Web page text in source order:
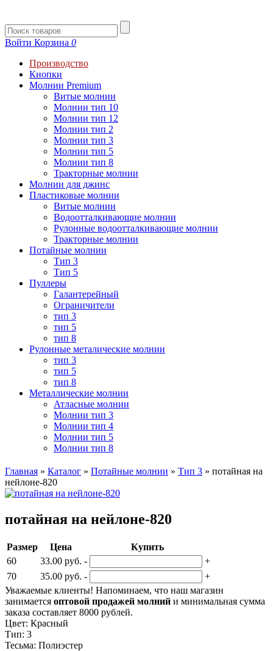
Войти Корзина 0
Производство
Кнопки
Молнии Premium
Витые молнии
Молнии тип 10
Молнии тип 12
Молнии тип 2
Молнии тип 3
Молнии тип 5
Молнии тип 8
Тракторные молнии
Молнии для джинс
Пластиковые молнии
Витые молнии
Водоотталкивающие молнии
Рулонные водоотталкивающие молнии
Тракторные молнии
Потайные молнии
Тип 3
Тип 5
Пуллеры
Галантерейный
Ограничители
тип 3
тип 5
тип 8
Рулонные металические молнии
тип 3
тип 5
тип 8
Металлические молнии
Атласные молнии
Молнии тип 3
Молнии тип 4
Молнии тип 5
Молнии тип 8
Главная » Каталог » Потайные молнии » Тип 3 » потайная на
нейлоне-820
потайная на нейлоне-820
Размер Цена
Купить
60
33.00 руб. -
+
70
35.00 руб. -
+
Уважаемые клиенты! Напоминаем, что наш магазин
занимается оптовой продажей молний и минимальная сумма
заказа составляет 8000 рублей.
Цвет: Красный
Тип: 3
Тесьма: Полиэстер